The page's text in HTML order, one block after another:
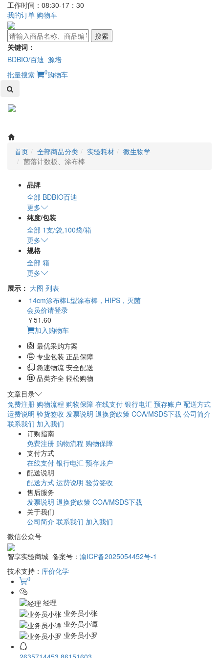
工作时间：08:30-17：30
我的订单 购物车
搜索
关键词：
BDBIO/百迪 源培
批量搜索
0购物车
首页 全部商品分类 实验耗材
微生物学
菌落计数板、涂布棒
品牌
全部 BDBIO百迪
更多
纯度/包装
全部 1支/袋,100袋/箱
更多
规格
全部 箱
更多
展示： 大图 列表
棒，HIPS，灭菌
会员价请登录
￥51.60
加入购物车
最优采购方案
专业包装 正品保障
急速物流 安全配送
文章目录
免费注册 购物流程 购物保障 在线支付 银行电汇 预存账户 配送方式
运费说明 验货签收
联系我们 加入我们
订购指南
免费注册
支付方式
在线支付
配送说明
配送方式
售后服务
发票说明
关于我们
公司简介
微信公众号
智享实验商城 备案号：
技术支持：
经理
业务员小张
业务员小谭